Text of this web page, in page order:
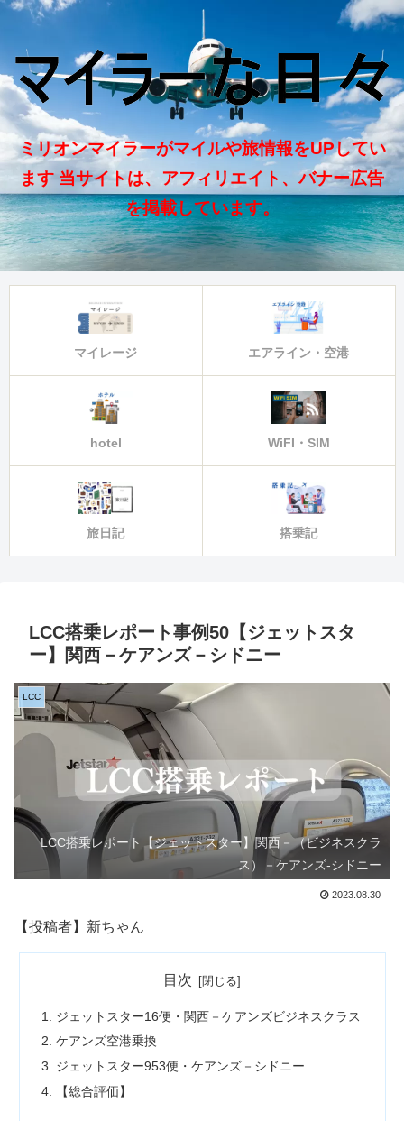
ミリオンマイラーがマイルや旅情報をUPしてい
ます 当サイトは、アフィリエイト、バナー広告
を掲載しています。
マイレージ エアライン・空港
hotel WiFI・SIM
旅日記 搭乗記
LCC搭乗レポート事例50【ジェットスタ
ー】関西－ケアンズ－シドニー
LCC
LCC搭乗レポート【ジェットスター】関西－（ビジネスクラ
ス）－ケアンズ-シドニー
2023.08.30
【投稿者】新ちゃん
目次
ジェットスター16便・関西－ケアンズビジネスクラス
ケアンズ空港乗換
ジェットスター953便・ケアンズ－シドニー
【総合評価】